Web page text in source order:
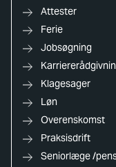
Attester
Ferie
Jobsøgning
Klagesager
Løn
Overenskomst
Praksisdrift
Seniorlæge /